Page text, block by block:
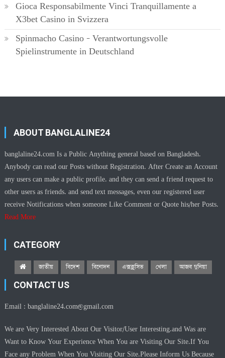
Gioca Responsabilmente Vinci Tranquillamente a
X3bet Casino in Svizzera
Spinmacho Casino – Verantwortungsvolle
Spielinstrumente in Deutschland
ABOUT BANGLALINE24
banglaline24.com Is a Public Anything general based on Bangladesh.
Anybody can read our Posts without Registration. After Create an Account
any users can make a public profile. and they can send a friend request to
other users as friends. and send text messages, even our registered user
receive Notifications when someone Like Comment or Quote his/her Posts.
Read More
CATEGORY
জাতীয় বিদেশ বিনোদন এক্সক্লুসিভ খেলা আজব দুনিয়া
CONTACT US
Email :banglaline24.com@gmail.com
We are Very Interested About Our Visitor/User Interesting.and Was are
Want to Know Your Experience When You are Visiting Our Site.If You
Face any Problem When You Visiting Our Site.Please Inform Us Because